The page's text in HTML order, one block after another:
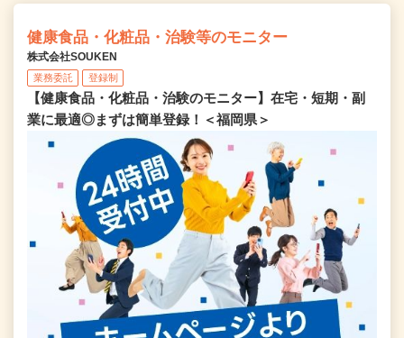
健康食品・化粧品・治験等のモニター
株式会社SOUKEN
業務委託 登録制
【健康食品・化粧品・治験のモニター】在宅・短期・副
業に最適◎まずは簡単登録！＜福岡県＞